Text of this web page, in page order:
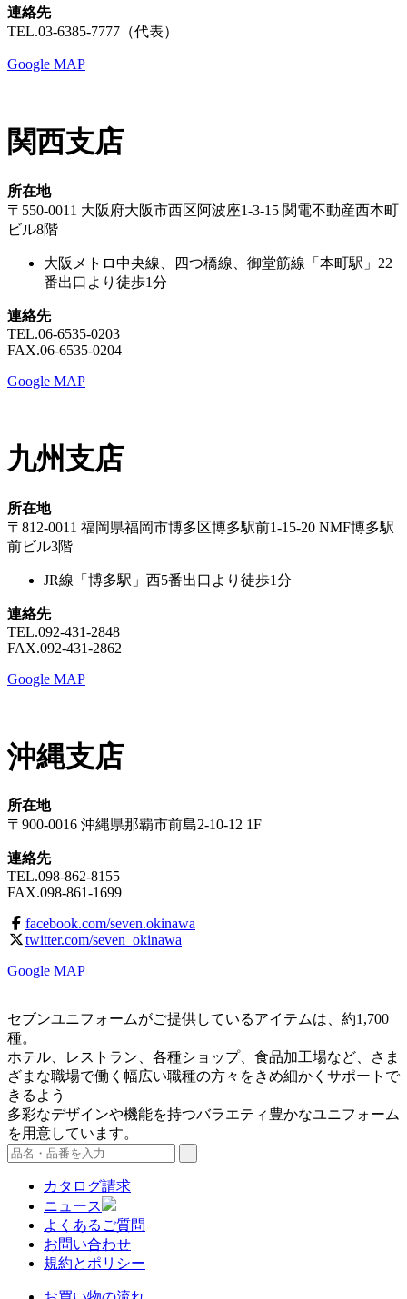
連絡先
TEL.03-6385-7777（代表）
Google MAP
関西支店
所在地
〒550-0011 大阪府大阪市西区阿波座1-3-15 関電不動産西本町
ビル8階
大阪メトロ中央線、四つ橋線、御堂筋線「本町駅」22
番出口より徒歩1分
連絡先
TEL.06-6535-0203
FAX.06-6535-0204
Google MAP
九州支店
所在地
〒812-0011 福岡県福岡市博多区博多駅前1-15-20 NMF博多駅
前ビル3階
JR線「博多駅」西5番出口より徒歩1分
連絡先
TEL.092-431-2848
FAX.092-431-2862
Google MAP
沖縄支店
所在地
〒900-0016 沖縄県那覇市前島2-10-12 1F
連絡先
TEL.098-862-8155
FAX.098-861-1699
facebook.com/seven.okinawa
twitter.com/seven_okinawa
Google MAP
セブンユニフォームがご提供しているアイテムは、約1,700
種。
ホテル、レストラン、各種ショップ、食品加工場など、さま
ざまな職場で働く幅広い職種の方々をきめ細かくサポートで
きるよう
多彩なデザインや機能を持つバラエティ豊かなユニフォーム
を用意しています。
カタログ請求
ニュース
よくあるご質問
お問い合わせ
規約とポリシー